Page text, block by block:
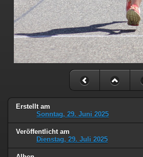
Erstellt am
Sonntag, 29. Juni 2025
Veröffentlicht am
Dienstag, 29. Juli 2025